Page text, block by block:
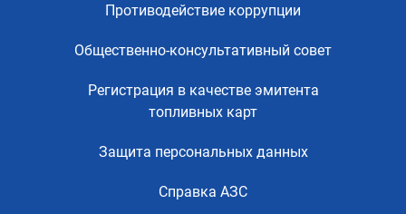
Противодействие коррупции
Общественно-консультативный совет
Регистрация в качестве эмитента
топливных карт
Защита персональных данных
Справка АЗС